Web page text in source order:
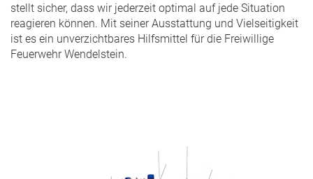
stellt sicher, dass wir jederzeit optimal auf jede Situation
reagieren können. Mit seiner Ausstattung und Vielseitigkeit
ist es ein unverzichtbares Hilfsmittel für die Freiwillige
Feuerwehr Wendelstein.